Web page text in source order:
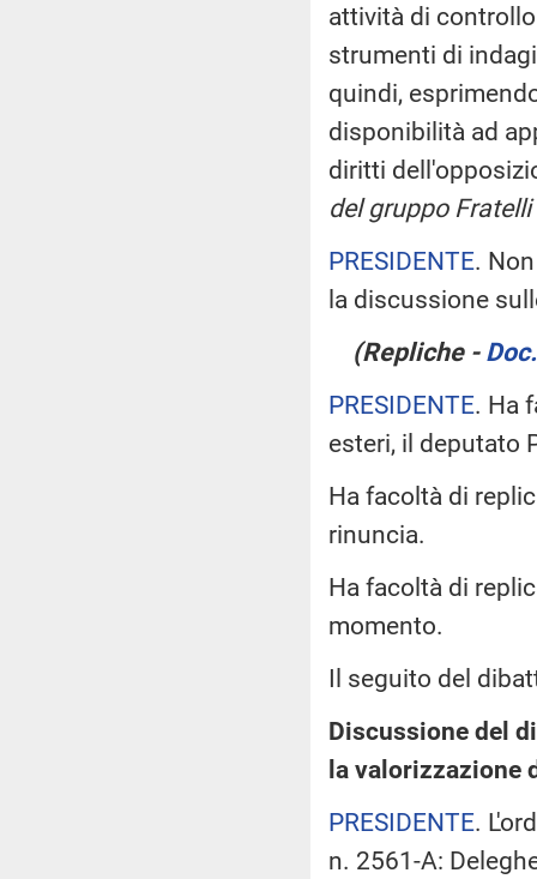
attività di
strumenti di
quindi,
disponibilità ad
diritti
del gruppo
PRESIDENTE.
la discussione
(Repliche -
PRESIDENTE. Ha
esteri, il deputato
Ha facoltà di
rinuncia.
Ha facoltà di
momento.
Il seguito del
Discussione del
la valorizzazione
PRESIDENTE.
n. 2561-A: